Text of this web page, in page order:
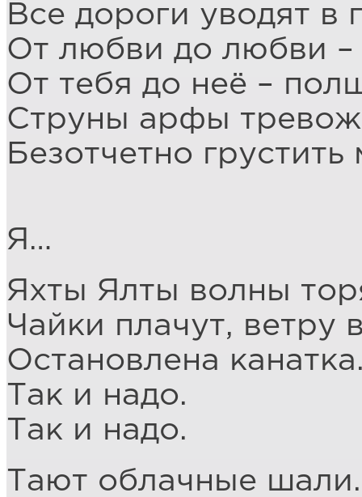
Все дороги уводят в
От любви до любви –
От тебя до неё –
Струны арфы
Безотчетно
Я…
Яхты Ялты волны
Чайки плачут, ветру
Остановлена
Так и надо.
Так и надо.
Тают облачные шали.